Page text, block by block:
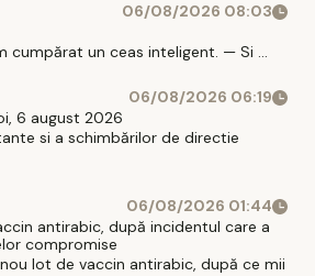
06/08/2026 08:03
cumpărat un ceas inteligent. — Si ...
06/08/2026 06:19
6 august 2026
si a schimbărilor de directie
06/08/2026 01:44
antirabic, după incidentul care a
compromise
lot de vaccin antirabic, după ce mii